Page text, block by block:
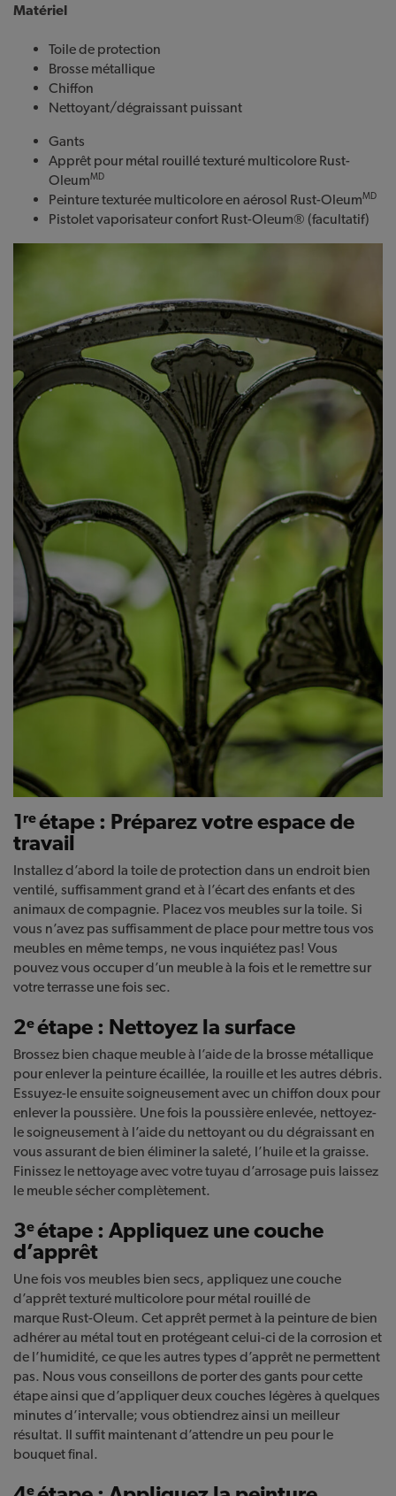
Matériel
Toile de protection
Brosse métallique
Chiffon
Nettoyant/dégraissant puissant
Gants
Apprêt pour métal rouillé texturé multicolore Rust-
OleumMD
Peinture texturée multicolore en aérosol Rust-OleumMD
Pistolet vaporisateur confort Rust-Oleum® (facultatif)
1reétape : Préparez votre espace de
travail
Installez d’abord la toile de protection dans un endroit bien
ventilé, suffisamment grand et à l’écart des enfants et des
animaux de compagnie. Placez vos meubles sur la toile. Si
vous n’avez pas suffisamment de place pour mettre tous vos
meubles en même temps, ne vous inquiétez pas! Vous
pouvez vous occuper d’un meuble à la fois et le remettre sur
votre terrasse une fois sec.
2eétape : Nettoyez la surface
Brossez bien chaque meuble à l’aide de la brosse métallique
pour enlever la peinture écaillée, la rouille et les autres débris.
Essuyez-le ensuite soigneusement avec un chiffon doux pour
enlever la poussière. Une fois la poussière enlevée, nettoyez-
le soigneusement à l’aide du nettoyant ou du dégraissant en
vous assurant de bien éliminer la saleté, l’huile et la graisse.
Finissez le nettoyage avec votre tuyau d’arrosage puis laissez
le meuble sécher complètement.
3eétape : Appliquez une couche
d’apprêt
Une fois vos meubles bien secs, appliquez une couche
d’apprêt texturé multicolore pour métal rouillé de
marque Rust-Oleum. Cet apprêt permet à la peinture de bien
adhérer au métal tout en protégeant celui-ci de la corrosion et
de l’humidité, ce que les autres types d’apprêt ne permettent
pas. Nous vous conseillons de porter des gants pour cette
étape ainsi que d’appliquer deux couches légères à quelques
minutes d’intervalle; vous obtiendrez ainsi un meilleur
résultat. Il suffit maintenant d’attendre un peu pour le
bouquet final.
e